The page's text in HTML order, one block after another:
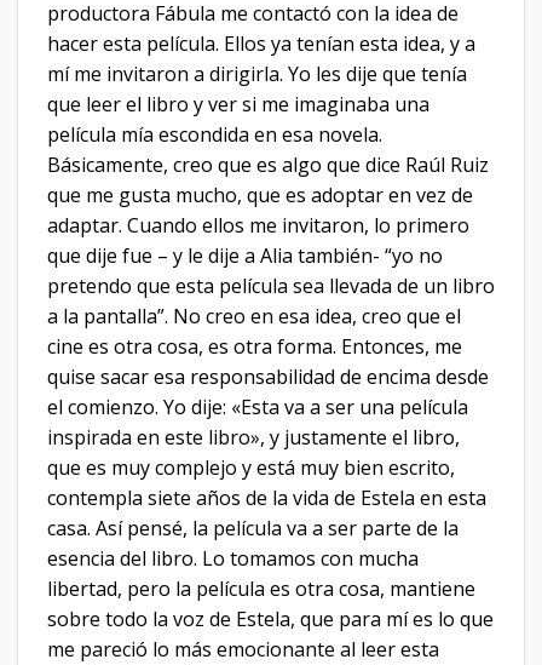
productora Fábula me contactó con la idea de
hacer esta película. Ellos ya tenían esta idea, y a
mí me invitaron a dirigirla. Yo les dije que tenía
que leer el libro y ver si me imaginaba una
película mía escondida en esa novela.
Básicamente, creo que es algo que dice Raúl Ruiz
que me gusta mucho, que es adoptar en vez de
adaptar. Cuando ellos me invitaron, lo primero
que dije fue – y le dije a Alia también- “yo no
pretendo que esta película sea llevada de un libro
a la pantalla”. No creo en esa idea, creo que el
cine es otra cosa, es otra forma. Entonces, me
quise sacar esa responsabilidad de encima desde
el comienzo. Yo dije: «Esta va a ser una película
inspirada en este libro», y justamente el libro,
que es muy complejo y está muy bien escrito,
contempla siete años de la vida de Estela en esta
casa. Así pensé, la película va a ser parte de la
esencia del libro. Lo tomamos con mucha
libertad, pero la película es otra cosa, mantiene
sobre todo la voz de Estela, que para mí es lo que
me pareció lo más emocionante al leer esta